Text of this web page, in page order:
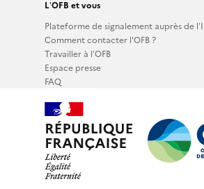
L’OFB et vous
Plateforme de signalement auprès de
Comment contacter l'OFB ?
Travailler à l’OFB
Espace presse
FAQ